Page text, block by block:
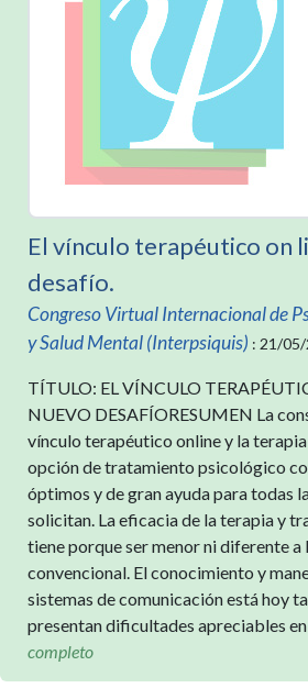
El vínculo terapéutico on
desafío.
Congreso Virtual Internacional de
y Salud Mental (Interpsiquis) : 21/05/
TÍTULO: EL VÍNCULO
NUEVO DESAFÍORESUMEN La
vínculo terapéutico online y la terapia
opción de tratamiento psicológico
óptimos y de gran ayuda para todas
solicitan. La eficacia de la terapia y
tiene porque ser menor ni diferente a
convencional. El conocimiento y
sistemas de comunicación está hoy
presentan dificultades apreciables
completo